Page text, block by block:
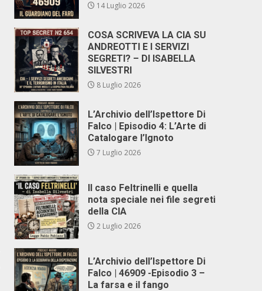
14 Luglio 2026
COSA SCRIVEVA LA CIA SU
ANDREOTTI E I SERVIZI
SEGRETI? – DI ISABELLA
SILVESTRI
8 Luglio 2026
L’Archivio dell’Ispettore Di
Falco | Episodio 4: L’Arte di
Catalogare l’Ignoto
7 Luglio 2026
Il caso Feltrinelli e quella
nota speciale nei file segreti
della CIA
2 Luglio 2026
L’Archivio dell’Ispettore Di
Falco | 46909 -Episodio 3 –
La farsa e il fango